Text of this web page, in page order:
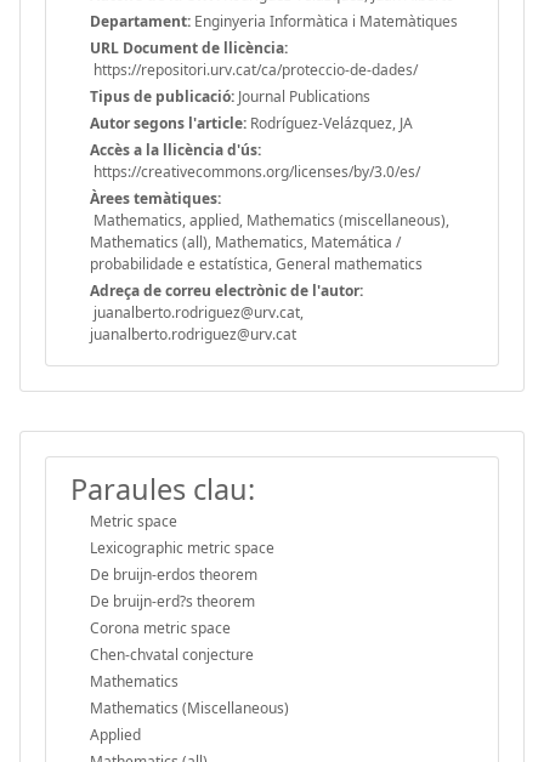
Departament: Enginyeria Informàtica i Matemàtiques
URL Document de llicència:
https://repositori.urv.cat/ca/proteccio-de-dades/
Tipus de publicació: Journal Publications
Autor segons l'article: Rodríguez-Velázquez, JA
Accès a la llicència d'ús:
https://creativecommons.org/licenses/by/3.0/es/
Àrees temàtiques:
Mathematics, applied, Mathematics (miscellaneous),
Mathematics (all), Mathematics, Matemática /
probabilidade e estatística, General mathematics
Adreça de correu electrònic de l'autor:
juanalberto.rodriguez@urv.cat,
juanalberto.rodriguez@urv.cat
Paraules clau:
Metric space
Lexicographic metric space
De bruijn-erdos theorem
De bruijn-erd?s theorem
Corona metric space
Chen-chvatal conjecture
Mathematics
Mathematics (Miscellaneous)
Applied